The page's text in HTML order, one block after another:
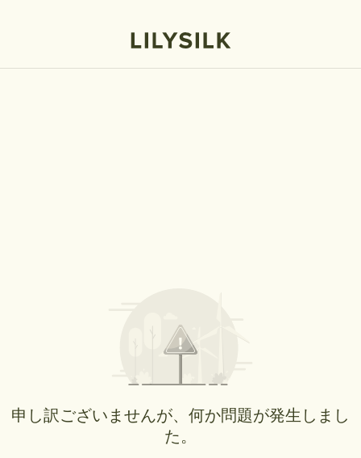
申し訳ございませんが、何か問題が発生しまし
た。